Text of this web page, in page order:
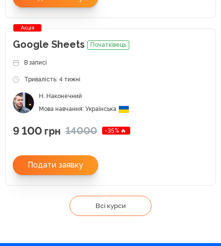
Акція
Google Sheets Початківець
В записі
Тривалість: 4 тижні
Н. Наконечний
Мова навчання: Українська
9 100 грн 14000 -35% 🔥
Подати заявку
Всі курси